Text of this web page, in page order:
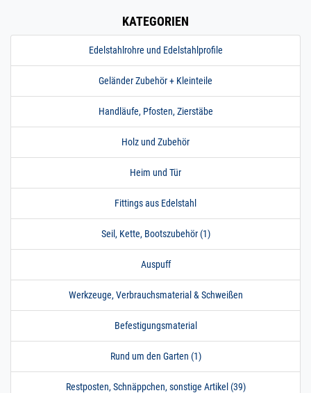
KATEGORIEN
Edelstahlrohre und Edelstahlprofile
Geländer Zubehör + Kleinteile
Handläufe, Pfosten, Zierstäbe
Holz und Zubehör
Heim und Tür
Fittings aus Edelstahl
Seil, Kette, Bootszubehör (1)
Auspuff
Werkzeuge, Verbrauchsmaterial & Schweißen
Befestigungsmaterial
Rund um den Garten (1)
Restposten, Schnäppchen, sonstige Artikel (39)